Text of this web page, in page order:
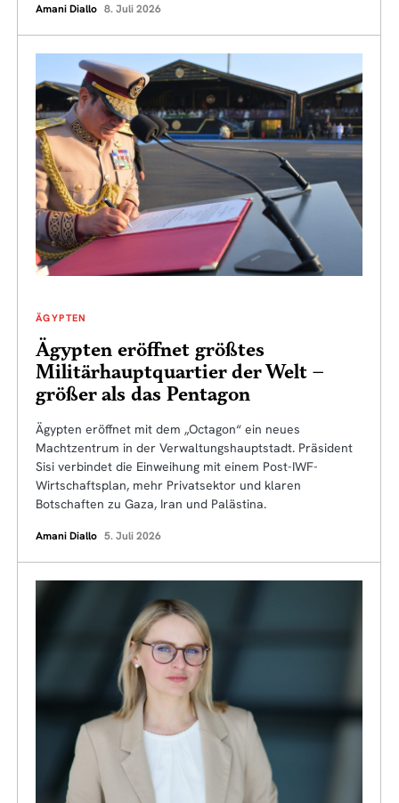
Amani Diallo 8. Juli 2026
ÄGYPTEN
Ägypten eröffnet größtes
Militärhauptquartier der Welt –
größer als das Pentagon
Ägypten eröffnet mit dem „Octagon“ ein neues
Machtzentrum in der Verwaltungshauptstadt. Präsident
Sisi verbindet die Einweihung mit einem Post-IWF-
Wirtschaftsplan, mehr Privatsektor und klaren
Botschaften zu Gaza, Iran und Palästina.
Amani Diallo 5. Juli 2026